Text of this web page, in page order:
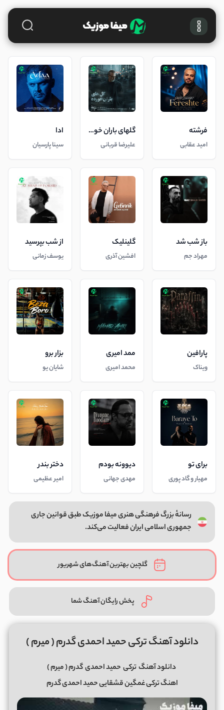
فرشته
امید عقابی
گلهای باران خورده
علیرضا قربانی
ادا
سینا پارسیان
باز شب شد
مهراد جم
گلینلیک
افشین آذری
از شب بپرسید
یوسف زمانی
پارافین
ویناک
ممد امیری
محمد امیری
بزار برو
شایان یو
برای تو
مهیار و گاد پوری
دیوونه بودم
مهدی جهانی
دختر بندر
امیر عظیمی
رسانهٔ بزرگ فرهنگی هنری میفا موزیک طبق قوانین جاری
جمهوری اسلامی ایران فعالیت می‌کند.
گلچین بهترین آهنگ‌های شهریور
پخش رایگان آهنگ شما
دانلود آهنگ ترکی حمید احمدی گدرم ( میرم )
دانلود آهنگترکی حمید احمدیگدرم ( میرم )
اهنگ ترکی غمگین قشقایی حمید احمدی گدرم